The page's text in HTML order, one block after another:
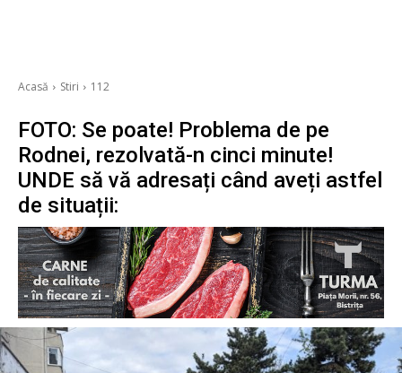
Acasă Stiri 112
FOTO: Se poate! Problema de pe
Rodnei, rezolvată-n cinci minute!
UNDE să vă adresați când aveți astfel
de situații: